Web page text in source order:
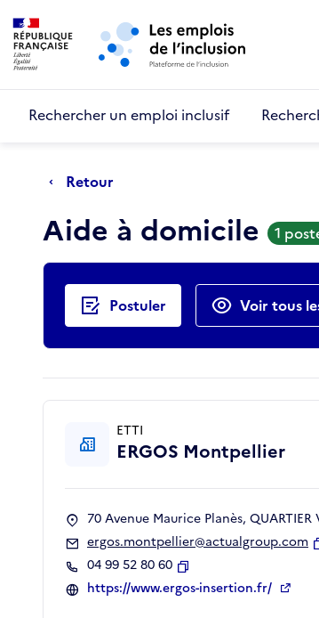
Aller au menu principal
Rechercher un emploi inclusif
Retour
Aide à domicile 1
Actions rapides
Postuler Voir tous
ETTI
ERGOS Montpellier
70 Avenue Maurice Planès,
ergos.montpellier@actualgroup.com
04 99 52 80 60
Copier
https://www.ergos-insertion.fr/